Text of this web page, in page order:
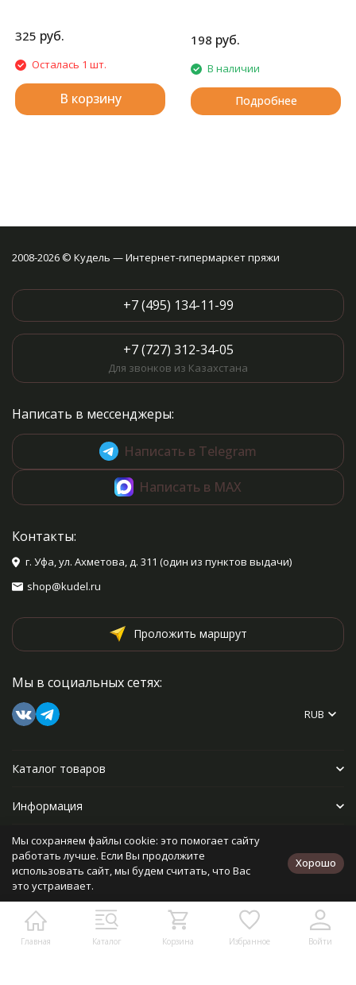
325 руб.
Осталась 1 шт.
В корзину
198 руб.
В наличии
Подробнее
Главная Каталог Корзина Избранное Войти
2008-2026 © Кудель — Интернет-гипермаркет пряжи
+7 (495) 134-11-99
+7 (727) 312-34-05
Для звонков из Казахстана
Написать в мессенджеры:
Написать в Telegram
Написать в MAX
Контакты:
г. Уфа, ул. Ахметова, д. 311 (один из пунктов выдачи)
shop@kudel.ru
Проложить маршрут
Мы в социальных сетях:
RUB
Каталог товаров
Информация
Прочее
Политика персональных данных
Разработано в
bodysite.ru
Мы сохраняем файлы cookie: это помогает сайту
работать лучше. Если Вы продолжите
использовать сайт, мы будем считать, что Вас
это устраивает.
Хорошо